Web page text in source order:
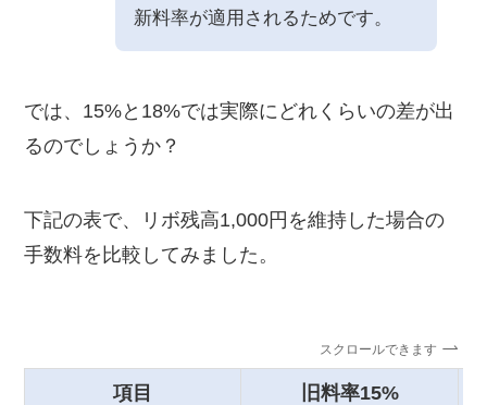
新料率が適用されるためです。
では、15%と18%では実際にどれくらいの差が出
るのでしょうか？
下記の表で、リボ残高1,000円を維持した場合の
手数料を比較してみました。
スクロールできます
項目 旧料率15%